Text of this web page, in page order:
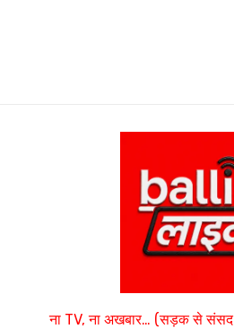
ना TV, ना अखबार… (सड़क से संसद